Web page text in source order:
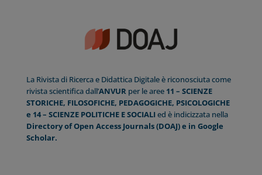
La Rivista di Ricerca e Didattica Digitale è riconosciuta come
rivista scientifica dall’ANVUR per le aree 11 – SCIENZE
STORICHE, FILOSOFICHE, PEDAGOGICHE, PSICOLOGICHE
e 14 – SCIENZE POLITICHE E SOCIALI ed è indicizzata nella
Directory of Open Access Journals (DOAJ) e in Google
Scholar.